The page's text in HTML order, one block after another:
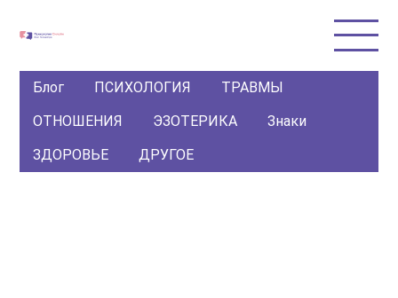
Блог ПСИХОЛОГИЯ
ТРАВМЫ
ОТНОШЕНИЯ
ЭЗОТЕРИКА
Знаки
ЗДОРОВЬЕ
ДРУГОЕ